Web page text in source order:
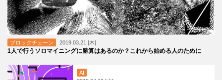
ブロックチェーン 2019.03.21 [木]
1人で行うソロマイニングに勝算はあるのか？これから始める人のために
AI